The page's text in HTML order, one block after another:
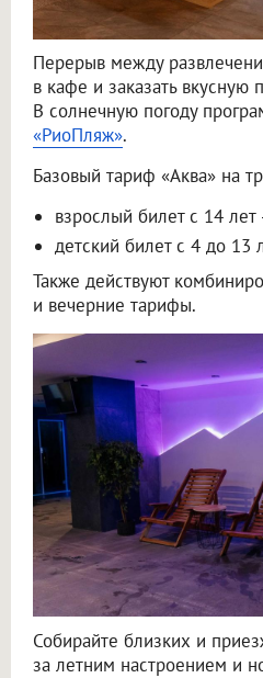
Перерыв между
в кафе и заказать
В солнечную погоду
«РиоПляж».
Базовый тариф «Аква» на
взрослый билет с 14
детский билет с 4 до 13
Также действуют
и вечерние тарифы.
Собирайте близких и
за летним настроением и